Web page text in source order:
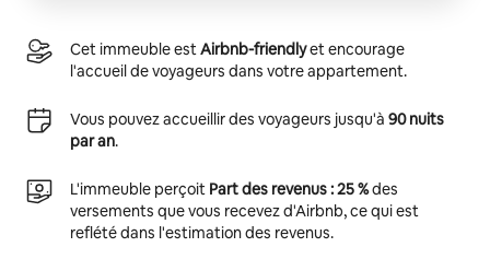
Cet immeuble estAirbnb-friendlyet encourage
l'accueil de voyageurs dans votre appartement.
Vous pouvez accueillir des voyageurs jusqu'à 90 nuits
par an.
L'immeuble perçoit Part des revenus : 25 %des
versements que vous recevez d'Airbnb, ce qui est
reflété dans l'estimation des revenus.